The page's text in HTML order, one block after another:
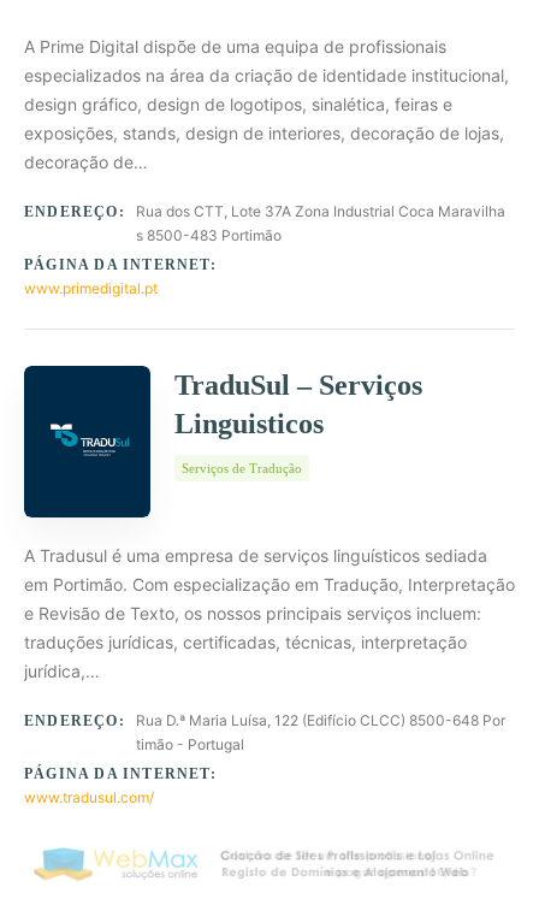
A Prime Digital dispõe de uma equipa de profissionais
especializados na área da criação de identidade institucional,
design gráfico, design de logotipos, sinalética, feiras e
exposições, stands, design de interiores, decoração de lojas,
decoração de…
ENDEREÇO:
Rua dos CTT, Lote 37A Zona Industrial Coca Maravilha
s 8500-483 Portimão
PÁGINA DA INTERNET:
www.primedigital.pt
TraduSul – Serviços
Linguisticos
Serviços de Tradução
A Tradusul é uma empresa de serviços linguísticos sediada
em Portimão. Com especialização em Tradução, Interpretação
e Revisão de Texto, os nossos principais serviços incluem:
traduções jurídicas, certificadas, técnicas, interpretação
jurídica,…
ENDEREÇO:
Rua D.ª Maria Luísa, 122 (Edifício CLCC) 8500-648 Por
timão - Portugal
PÁGINA DA INTERNET:
www.tradusul.com/